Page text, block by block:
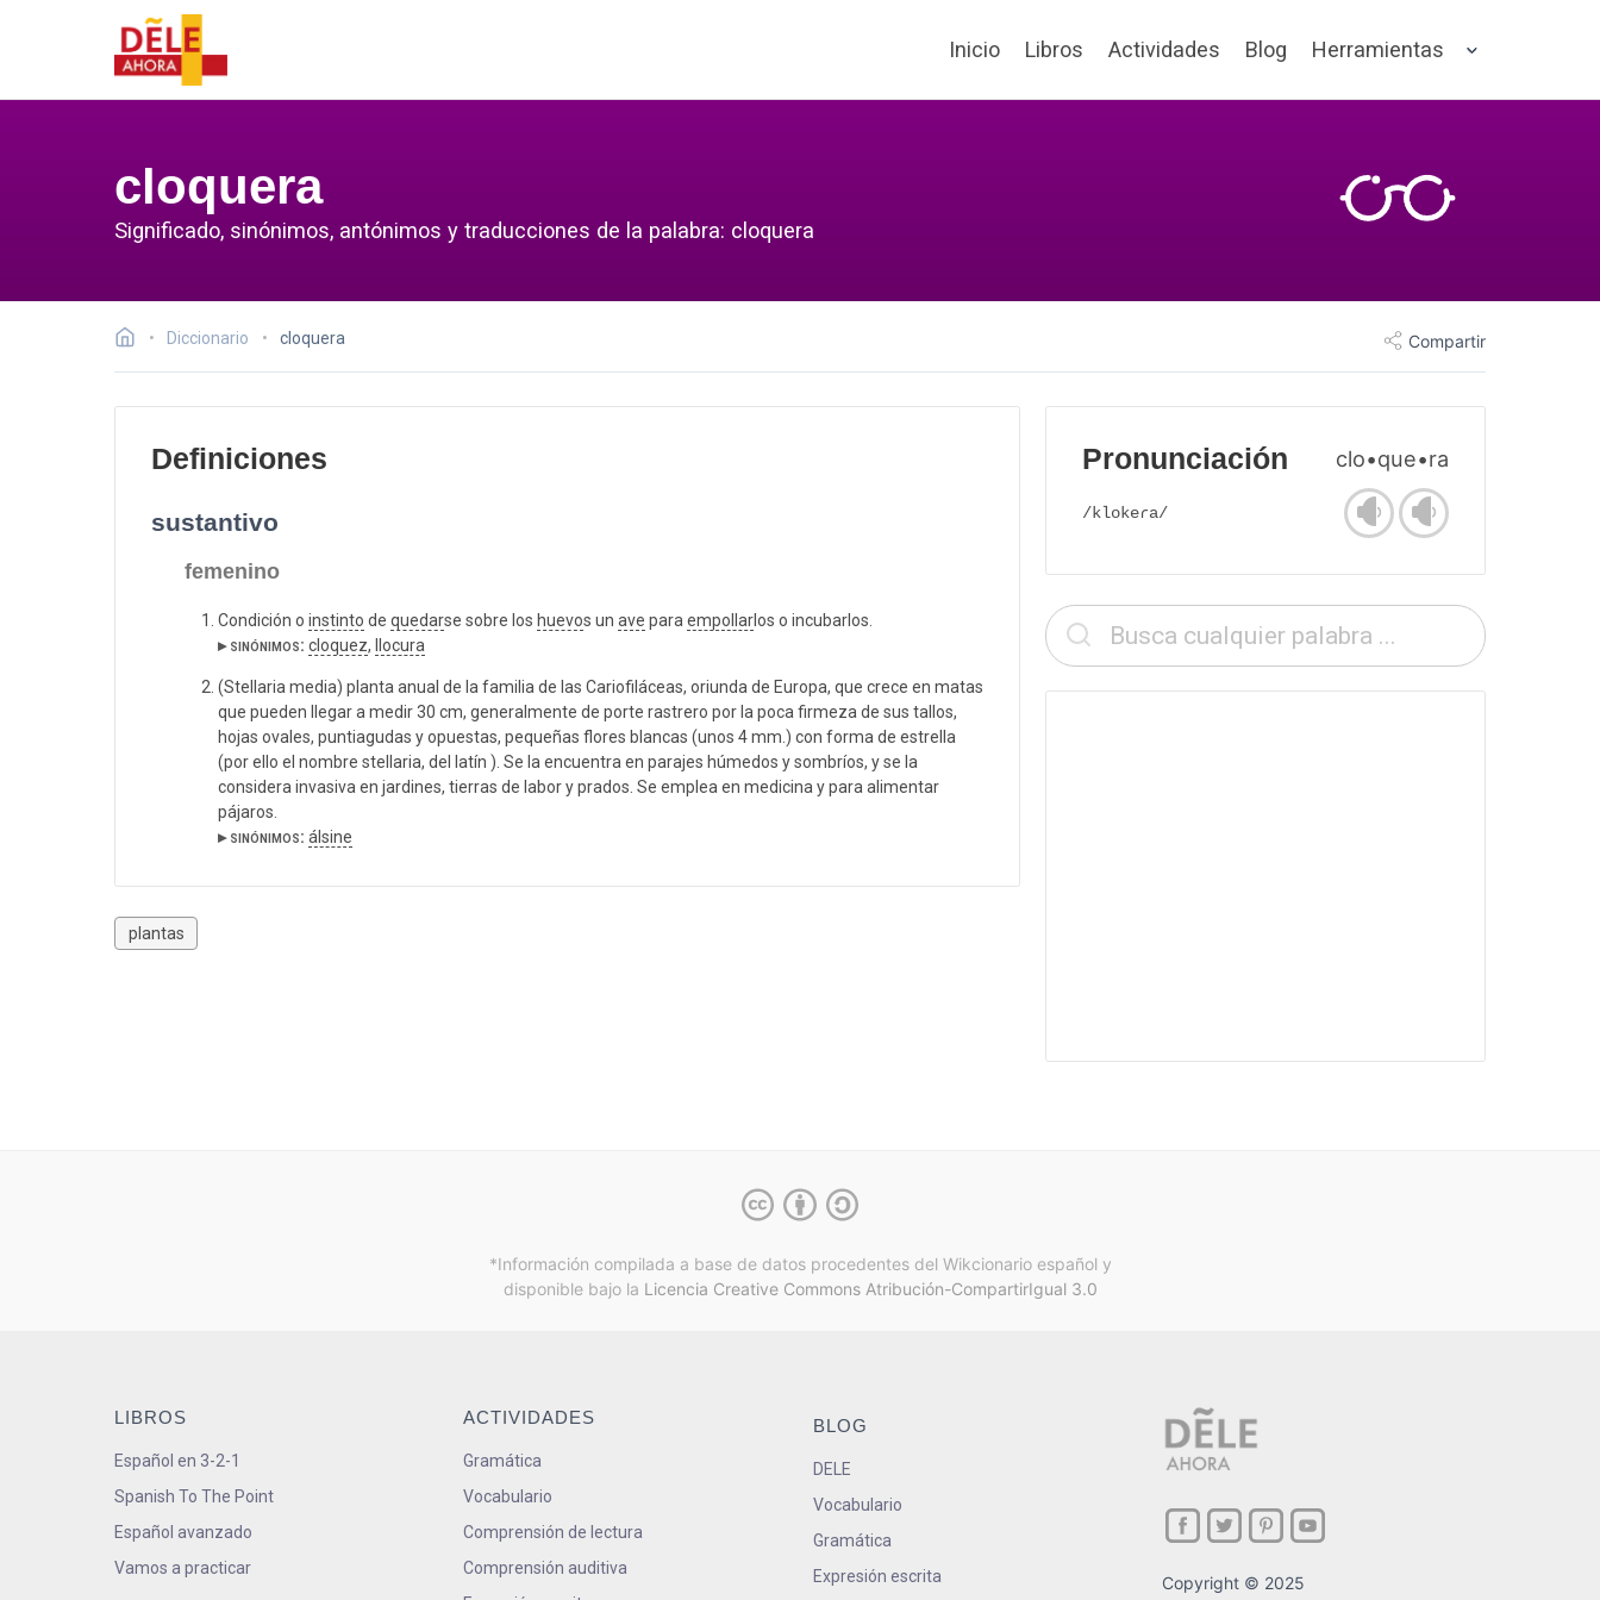
Inicio Libros Actividades Blog Herramientas
cloquera
Significado, sinónimos, antónimos y traducciones de la palabra: cloquera
Diccionario cloquera Compartir
Definiciones
sustantivo
femenino
Condición o instinto de quedarse sobre los huevos un ave paraempollarlos o incubarlos.
▸ sinónimos: cloquez, llocura
(Stellaria media) planta anual de la familia de las Cariofiláceas, oriunda de Europa, que crece en matas
que pueden llegar a medir 30 cm, generalmente de porte rastrero por la poca firmeza de sus tallos,
hojas ovales, puntiagudas y opuestas, pequeñas flores blancas (unos 4 mm.) con forma de estrella
(por ello el nombre stellaria, del latín ). Se la encuentra en parajes húmedos y sombríos, y se la
considera invasiva en jardines, tierras de labor y prados. Se emplea en medicina y para alimentar
pájaros.
▸ sinónimos: álsine
plantas
Pronunciación clo•que•ra
/klokeɾa/
*Información compilada a base de datos procedentes del Wikcionario español y
disponible bajo la Licencia Creative Commons Atribución-CompartirIgual 3.0
LIBROS
Español en 3-2-1
Spanish To The Point
Español avanzado
Vamos a practicar
ACTIVIDADES
Gramática
Vocabulario
Comprensión de lectura
Comprensión auditiva
BLOG
DELE
Vocabulario
Gramática
Expresión escrita
Copyright © 2025